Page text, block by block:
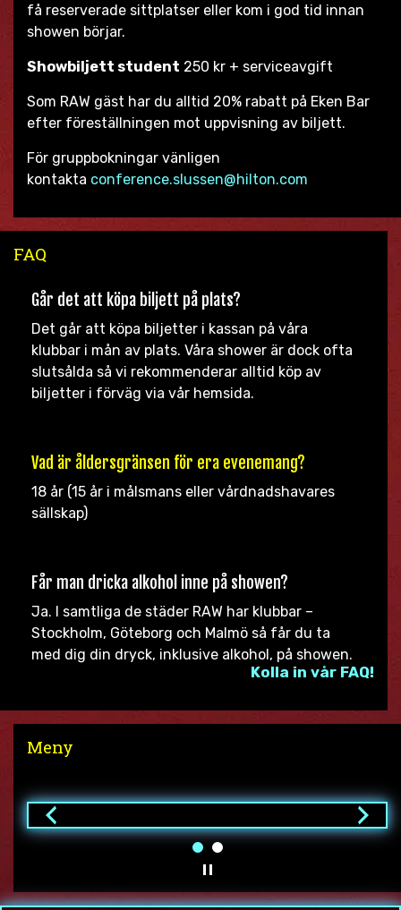
få reserverade sittplatser eller kom i god tid innan
showen börjar.
Showbiljett student 250 kr + serviceavgift
Som RAW gäst har du alltid 20% rabatt på Eken Bar
efter föreställningen mot uppvisning av biljett.
För gruppbokningar vänligen
kontakta conference.slussen@hilton.com
FAQ
Går det att köpa biljett på plats?
Det går att köpa biljetter i kassan på våra
klubbar i mån av plats. Våra shower är dock ofta
slutsålda så vi rekommenderar alltid köp av
biljetter i förväg via vår hemsida.
Vad är åldersgränsen för era evenemang?
18 år (15 år i målsmans eller vårdnadshavares
sällskap)
Får man dricka alkohol inne på showen?
Ja. I samtliga de städer RAW har klubbar –
Stockholm, Göteborg och Malmö så får du ta
med dig din dryck, inklusive alkohol, på showen.
Kolla in vår FAQ!
Meny